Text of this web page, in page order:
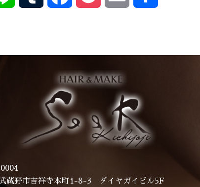
蔵野市吉祥寺本町1-8-3 ダイヤガイビル5F